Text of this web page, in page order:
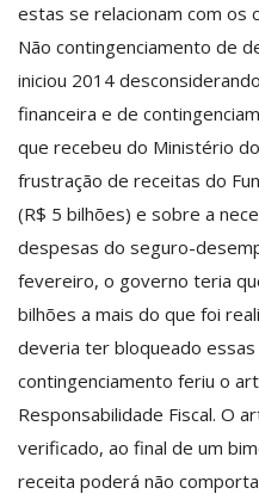
estas se relacionam com os
Não contingenciamento de
iniciou 2014
financeira e de
que recebeu do Ministério
frustração de receitas do
(R$ 5 bilhões) e sobre a
despesas do seguro-
fevereiro, o governo teria
bilhões a mais do que foi
deveria ter bloqueado essas
contingenciamento feriu o
Responsabilidade Fiscal. O
verificado, ao final de um
receita poderá não